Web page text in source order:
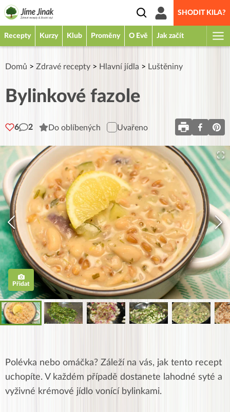
SHODIT KILA?
Recepty Kurzy Klub Proměny O Evě Jak začít
Domů > Zdravé recepty > Hlavní jídla > Luštěniny
Bylinkové fazole
6 2 Do oblíbených Uvařeno
Přidat
Polévka nebo omáčka? Záleží na vás, jak tento recept
uchopíte. V každém případě dostanete lahodné syté a
vyživné krémové jídlo vonící bylinkami.